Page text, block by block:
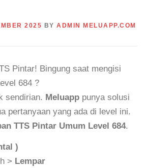
2025 BY ADMIN MELUAPP.COM
Pintar! Bingung saat mengisi
684 ?
sendirian. Meluapp punya solusi
pertanyaan yang ada di level ini.
TTS Pintar Umum Level 684.
)
> Lempar